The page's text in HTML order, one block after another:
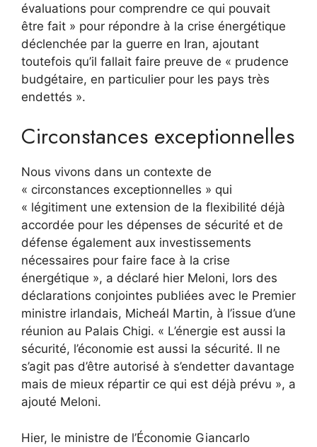
évaluations pour comprendre ce qui pouvait
être fait » pour répondre à la crise énergétique
déclenchée par la guerre en Iran, ajoutant
toutefois qu’il fallait faire preuve de « prudence
budgétaire, en particulier pour les pays très
endettés ».
Circonstances exceptionnelles
Nous vivons dans un contexte de
« circonstances exceptionnelles » qui
« légitiment une extension de la flexibilité déjà
accordée pour les dépenses de sécurité et de
défense également aux investissements
nécessaires pour faire face à la crise
énergétique », a déclaré hier Meloni, lors des
déclarations conjointes publiées avec le Premier
ministre irlandais, Micheál Martin, à l’issue d’une
réunion au Palais Chigi. « L’énergie est aussi la
sécurité, l’économie est aussi la sécurité. Il ne
s’agit pas d’être autorisé à s’endetter davantage
mais de mieux répartir ce qui est déjà prévu », a
ajouté Meloni.
Hier, le ministre de l’Économie Giancarlo